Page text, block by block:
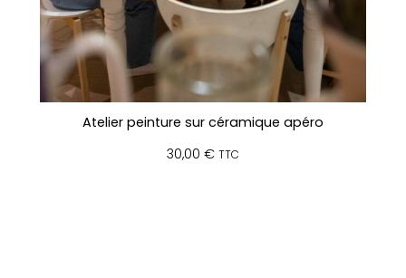
Atelier peinture sur céramique apéro
30,00 € TTC